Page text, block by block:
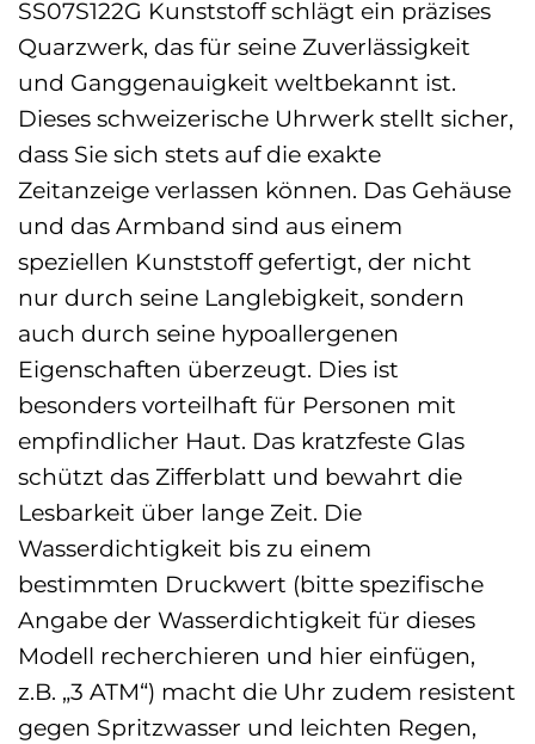
SS07S122G Kunststoff schlägt ein präzises
Quarzwerk, das für seine Zuverlässigkeit
und Ganggenauigkeit weltbekannt ist.
Dieses schweizerische Uhrwerk stellt sicher,
dass Sie sich stets auf die exakte
Zeitanzeige verlassen können. Das Gehäuse
und das Armband sind aus einem
speziellen Kunststoff gefertigt, der nicht
nur durch seine Langlebigkeit, sondern
auch durch seine hypoallergenen
Eigenschaften überzeugt. Dies ist
besonders vorteilhaft für Personen mit
empfindlicher Haut. Das kratzfeste Glas
schützt das Zifferblatt und bewahrt die
Lesbarkeit über lange Zeit. Die
Wasserdichtigkeit bis zu einem
bestimmten Druckwert (bitte spezifische
Angabe der Wasserdichtigkeit für dieses
Modell recherchieren und hier einfügen,
z.B. „3 ATM“) macht die Uhr zudem resistent
gegen Spritzwasser und leichten Regen,